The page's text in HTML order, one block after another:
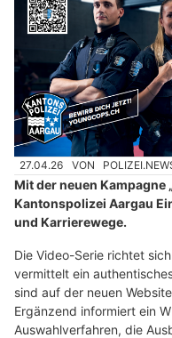
27.04.26 VON
Mit der neuen Kampagne
Kantonspolizei Aargau
und Karrierewege.
Die Video-Serie richtet
vermittelt ein
sind auf der neuen Website
Ergänzend informiert ein
Auswahlverfahren, die